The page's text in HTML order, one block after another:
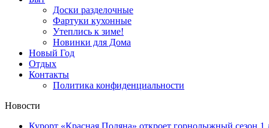
Доски разделочные
Фартуки кухонные
Утеплись к зиме!
Новинки для Дома
Новый Год
Отдых
Контакты
Политика конфиденциальности
Новости
Курорт «Красная Поляна» откроет горнолыжный сезон 1